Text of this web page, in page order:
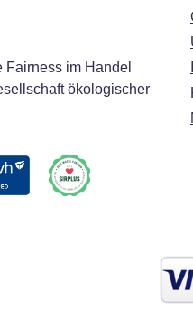
im Handel
ökologischer